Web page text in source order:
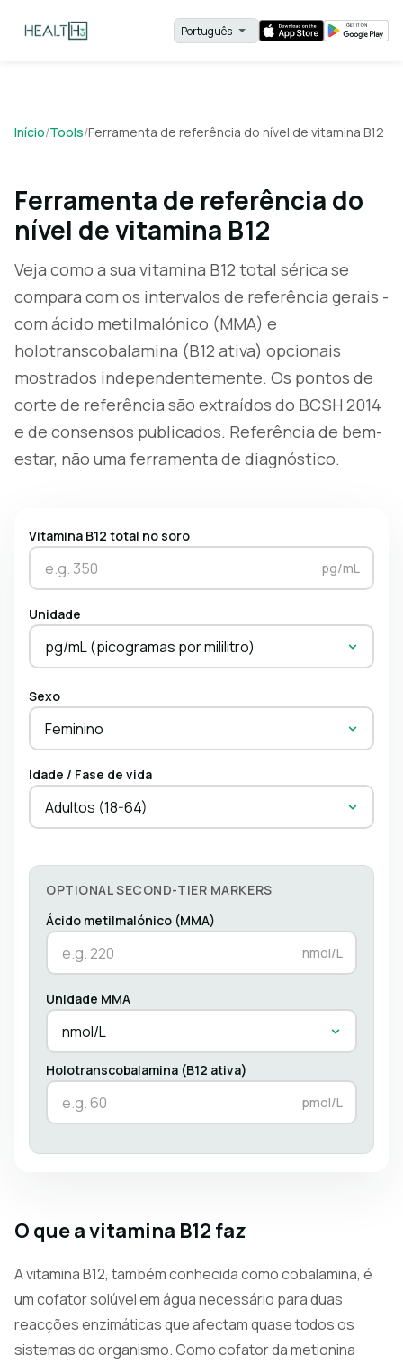
Início/Tools/Ferramenta de referência do nível de vitamina B12
Ferramenta de referência do
nível de vitamina B12
Veja como a sua vitamina B12 total sérica se
compara com os intervalos de referência gerais -
com ácido metilmalónico (MMA) e
holotranscobalamina (B12 ativa) opcionais
mostrados independentemente. Os pontos de
corte de referência são extraídos do BCSH 2014
e de consensos publicados. Referência de bem-
estar, não uma ferramenta de diagnóstico.
Vitamina B12 total no soro
pg/mL
Unidade
pg/mL (picogramas por mililitro)
Sexo
Feminino
Idade / Fase de vida
Adultos (18-64)
OPTIONAL SECOND-TIER MARKERS
Ácido metilmalónico (MMA)
nmol/L
Unidade MMA
nmol/L
Holotranscobalamina (B12 ativa)
pmol/L
O que a vitamina B12 faz
A vitamina B12, também conhecida como cobalamina, é
um cofator solúvel em água necessário para duas
reacções enzimáticas que afectam quase todos os
sistemas do organismo. Como cofator da metionina